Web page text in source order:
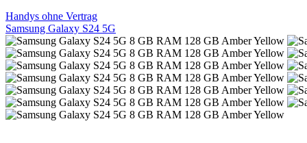
Handys ohne Vertrag
Samsung Galaxy S24 5G